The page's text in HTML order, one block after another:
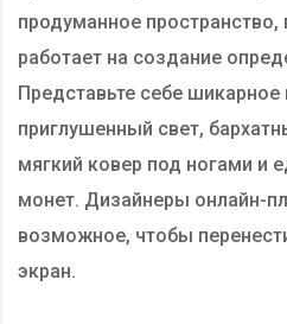
продуманное
работает на создание
Представьте себе шикарное
приглушенный свет,
мягкий ковер под ногами и
монет. Дизайнеры онлайн-
возможное, чтобы
экран.